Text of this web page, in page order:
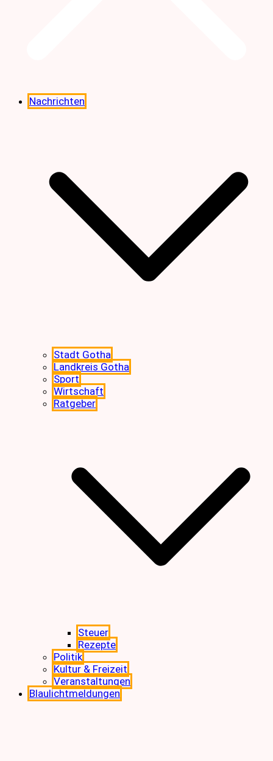
Nachrichten
Stadt Gotha
Landkreis Gotha
Sport
Wirtschaft
Ratgeber
Steuer
Rezepte
Politik
Kultur & Freizeit
Veranstaltungen
Blaulichtmeldungen